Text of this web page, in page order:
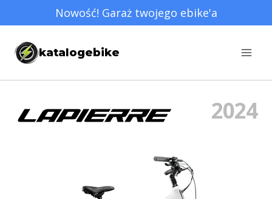
do
treści
Nowość! Garaż twojego ebike'a
katalogebike
2024